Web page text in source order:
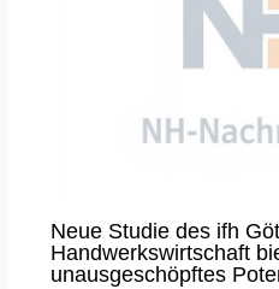
Neue Studie des ifh
Handwerkswirtschaft
unausgeschöpftes